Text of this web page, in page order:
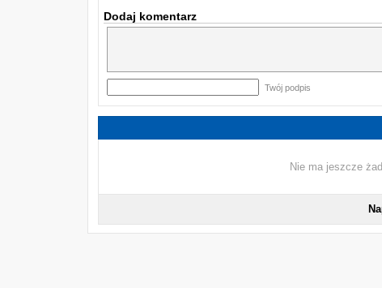
Dodaj komentarz
Twój podpis
Nie ma jeszcze